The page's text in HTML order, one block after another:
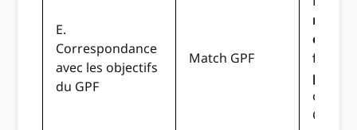
E.
Correspondance
avec les objectifs
du GPF
Match GPF
relie
projet
GPF...